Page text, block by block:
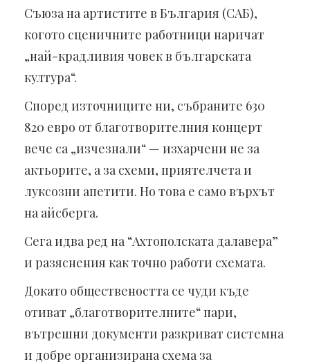
Съюза на артистите в България (САБ),
когото сценичните работници наричат
„най-крадливия човек в българската
култура“.
Според източниците ни, събраните 630
820 евро от благотворителния концерт
вече са „изчезнали“ — изхарчени не за
актьорите, а за схеми, приятелчета и
луксозни апетити. Но това е само върхът
на айсберга.
Сега идва ред на “Ахтополската далавера”
и разяснения как точно работи схемата.
Докато обществеността се чуди къде
отиват „благотворителните“ пари,
вътрешни документи разкриват системна
и добре организирана схема за